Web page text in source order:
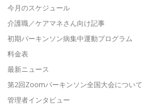
今月のスケジュール
介護職／ケアマネさん向け記事
初期パーキンソン病集中運動プログラム
料金表
最新ニュース
第2回Zoomパーキンソン全国大会について
管理者インタビュー